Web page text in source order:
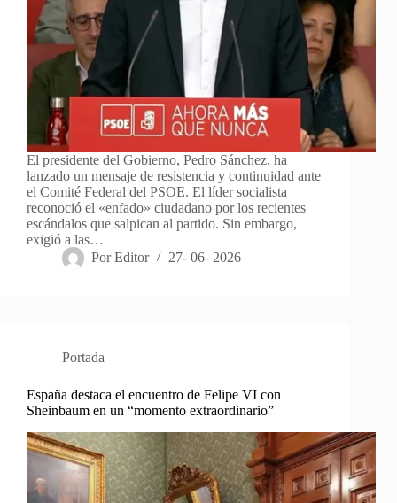
El presidente del Gobierno, Pedro Sánchez, ha
lanzado un mensaje de resistencia y continuidad ante
el Comité Federal del PSOE. El líder socialista
reconoció el «enfado» ciudadano por los recientes
escándalos que salpican al partido. Sin embargo,
exigió a las…
Por Editor 27- 06- 2026
Portada
España destaca el encuentro de Felipe VI con
Sheinbaum en un “momento extraordinario”